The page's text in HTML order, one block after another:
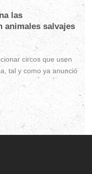
las
animales salvajes
circos que usen
tal y como ya anunció